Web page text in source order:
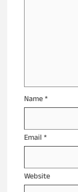
Name*
Email *
Website